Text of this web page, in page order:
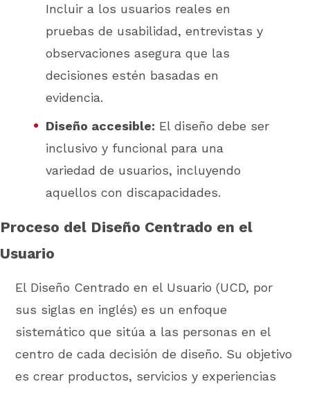
Incluir a los usuarios reales en
pruebas de usabilidad, entrevistas y
observaciones asegura que las
decisiones estén basadas en
evidencia.
Diseño accesible: El diseño debe ser
inclusivo y funcional para una
variedad de usuarios, incluyendo
aquellos con discapacidades.
Proceso del Diseño Centrado en el
Usuario
El Diseño Centrado en el Usuario (UCD, por
sus siglas en inglés) es un enfoque
sistemático que sitúa a las personas en el
centro de cada decisión de diseño. Su objetivo
es crear productos, servicios y experiencias